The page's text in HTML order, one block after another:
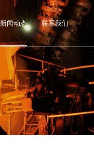
新闻动态 联系我们